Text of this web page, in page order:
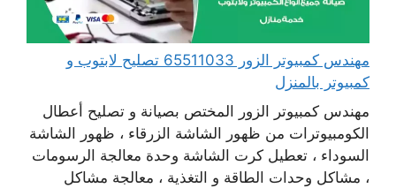
مهندس كمبيوتر الزور 65511033 تصليح لابتوب و
كمبيوتر بالمنزل
مهندس كمبيوتر الزور المختص بصيانة و تصليح أعطال
الكومبيوترات من ظهور الشاشة الزرقاء ، ظهور الشاشة
السوداء ، تعطيل كرت الشاشة وحدة معالجة الرسومات
، مشاكل وحدات الطاقة و التغذية ، معالجة مشاكل